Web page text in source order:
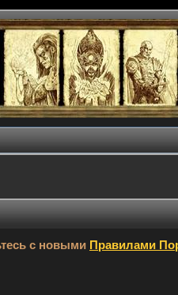
с новыми Правилами